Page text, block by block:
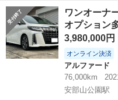
ワンオー
オプション
3,980,000円
オンライン決済
アルファード
76,000km
安部山公園駅